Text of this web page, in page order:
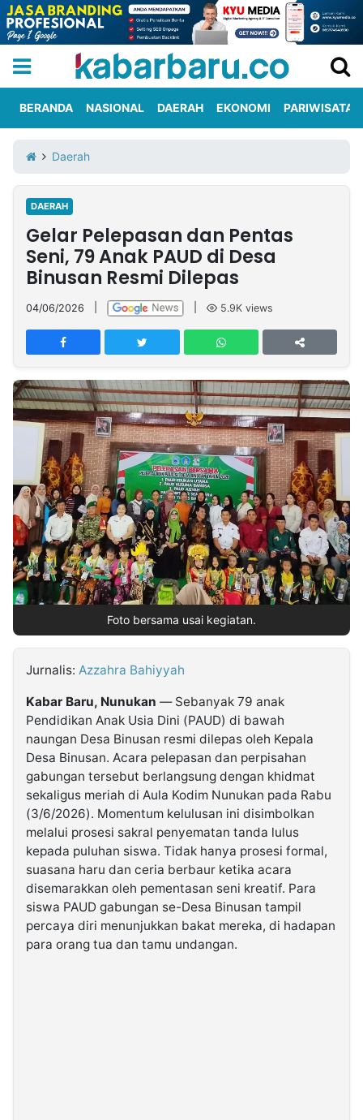
Iklan
Berita
Kami
Nasional
International
Olahraga
Entertainment
Daerah
Pariwisata
Kuliner
Kolom
Network
PT
TREETAN
INDONESIA
Partner
Insight
NTB
Suara
Time
Lens
IDN
Daily
Jogja
Jalan
Rakyat
Idealita
News
Kita
Notice
Dinamikapost.com
Radar
Baru
Seedbacklink
Follow
Kabarbaru
Kabarbaru.co
2026
Kabarbaru
Holding
BERANDA NASIONAL DAERAH EKONOMI PARIWISATA
Daerah
DAERAH
Gelar Pelepasan dan Pentas
Seni, 79 Anak PAUD di Desa
Binusan Resmi Dilepas
04/06/2026 5.9K views
Foto bersama usai kegiatan.
Jurnalis: Azzahra Bahiyyah
Kabar Baru, Nunukan — Sebanyak 79 anak
Pendidikan Anak Usia Dini (PAUD) di bawah
naungan Desa Binusan resmi dilepas oleh Kepala
Desa Binusan. Acara pelepasan dan perpisahan
gabungan tersebut berlangsung dengan khidmat
sekaligus meriah di Aula Kodim Nunukan pada Rabu
(3/6/2026). Momentum kelulusan ini disimbolkan
melalui prosesi sakral penyematan tanda lulus
kepada puluhan siswa. Tidak hanya prosesi formal,
suasana haru dan ceria berbaur ketika acara
disemarakkan oleh pementasan seni kreatif. Para
siswa PAUD gabungan se-Desa Binusan tampil
percaya diri menunjukkan bakat mereka, di hadapan
para orang tua dan tamu undangan.